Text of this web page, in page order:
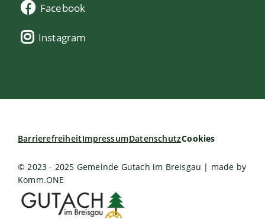
Facebook
Instagram
BarrierefreiheitImpressumDatenschutzCookies
© 2023 - 2025 Gemeinde Gutach im Breisgau | made by
Komm.ONE